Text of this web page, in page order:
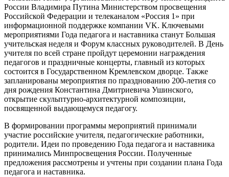
России Владимира Путина Министерством просвещения
Российской Федерации и телеканалом «Россия 1» при
информационной поддержке компании VK. Ключевыми
мероприятиями Года педагога и наставника станут Большая
учительская неделя и Форум классных руководителей. В День
учителя по всей стране пройдут церемонии награждения
педагогов и праздничные концерты, главный из которых
состоится в Государственном Кремлевском дворце. Также
запланированы мероприятия по празднованию 200-летия со
дня рождения Константина Дмитриевича Ушинского,
открытие скульптурно-архитектурной композиции,
посвященной выдающемуся педагогу.
В формировании программы мероприятий принимали
участие российские учителя, педагогические работники,
родители. Идеи по проведению Года педагога и наставника
принимались Минпросвещения России. Полученные
предложения рассмотрены и учтены при создании плана Года
педагога и наставника.